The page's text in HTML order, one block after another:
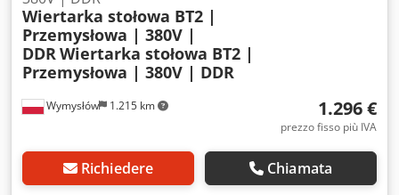
Wymysłów 1.215 km
Wiertarka stołowa BT2 |
Przemysłowa | 380V |
DDRWiertarka stołowa BT2 |
Przemysłowa | 380V | DDR
1.296 €
prezzo fisso più IVA
Richiedere Chiamata